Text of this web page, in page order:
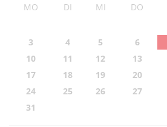
MO DI MI DO
3
4 5 6
10
11 12 13
17
18 19 20
24
25 26 27
31